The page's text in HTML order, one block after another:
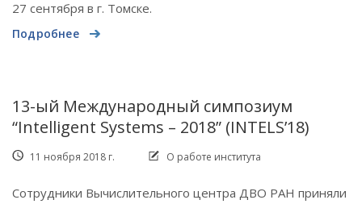
27 сентября в г. Томске.
Подробнее
13-ый Международный симпозиум
“Intelligent Systems – 2018” (INTELS’18)
11 ноября 2018 г. О работе института
Сотрудники Вычислительного центра ДВО РАН приняли